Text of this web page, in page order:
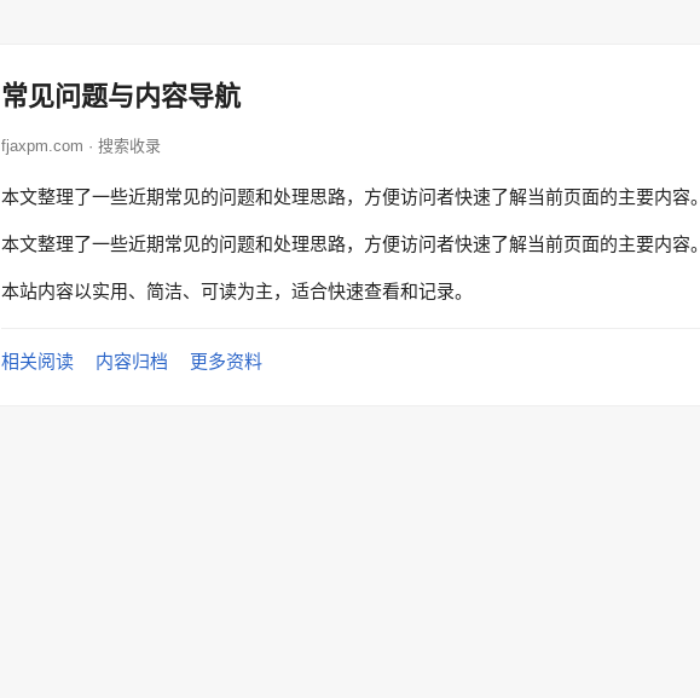
常见问题与内容导航
fjaxpm.com · 搜索收录
本文整理了一些近期常见的问题和处理思路，方便访问者快速了解当前页面的主要内容。
本文整理了一些近期常见的问题和处理思路，方便访问者快速了解当前页面的主要内容。
本站内容以实用、简洁、可读为主，适合快速查看和记录。
相关阅读 内容归档 更多资料